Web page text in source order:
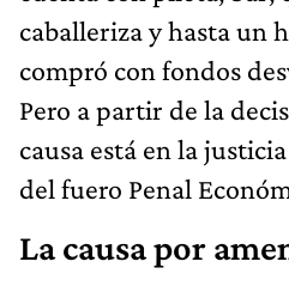
caballeriza y hasta un
compró con fondos
Pero a partir de la
causa está en la
del fuero Penal
La causa por